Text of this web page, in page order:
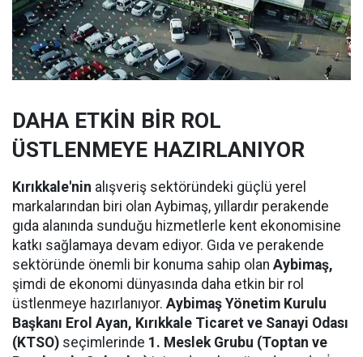
DAHA ETKİN BİR ROL
ÜSTLENMEYE HAZIRLANIYOR
Kırıkkale'nin alışveriş sektöründeki güçlü yerel
markalarından biri olan Aybimaş, yıllardır perakende
gıda alanında sunduğu hizmetlerle kent ekonomisine
katkı sağlamaya devam ediyor. Gıda ve perakende
sektöründe önemli bir konuma sahip olan Aybimaş,
şimdi de ekonomi dünyasında daha etkin bir rol
üstlenmeye hazırlanıyor. Aybimaş Yönetim Kurulu
Başkanı Erol Ayan, Kırıkkale Ticaret ve Sanayi Odası
(KTSO) seçimlerinde 1. Meslek Grubu (Toptan ve